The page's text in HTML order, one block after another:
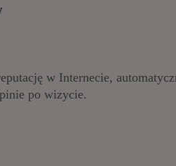
w Internecie,
po wizycie.